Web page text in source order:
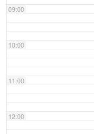
09:00
10:00
11:00
12:00